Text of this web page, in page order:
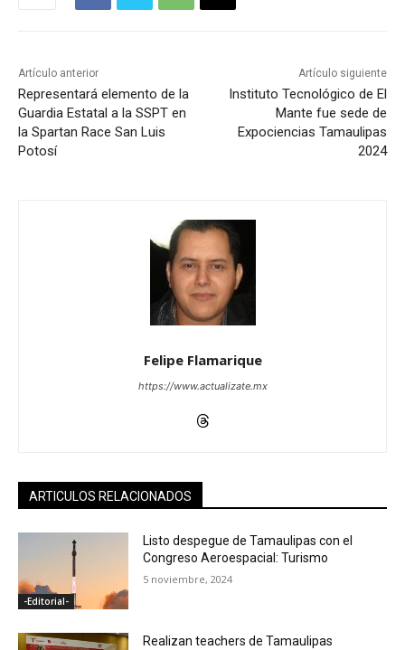
Artículo anterior
Representará elemento de la
Guardia Estatal a la SSPT en
la Spartan Race San Luis
Potosí
Artículo siguiente
Instituto Tecnológico de El
Mante fue sede de
Expociencias Tamaulipas
2024
Felipe Flamarique
https://www.actualizate.mx
ARTICULOS RELACIONADOS
-Editorial-
Listo despegue de Tamaulipas con el
Congreso Aeroespacial: Turismo
5 noviembre, 2024
Realizan teachers de Tamaulipas